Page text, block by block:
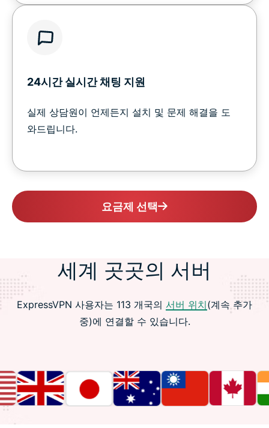
24시간 실시간 채팅 지원
실제 상담원이 언제든지 설치 및 문제 해결을 도
와드립니다.
요금제 선택
세계 곳곳의 서버
ExpressVPN 사용자는 113 개국의 서버 위치(계속 추가
중)에 연결할 수 있습니다.